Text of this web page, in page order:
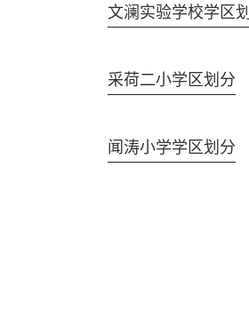
文澜实验学校学区
采荷二小学区划分
闻涛小学学区划分